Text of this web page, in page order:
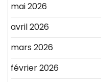
mai 2026
avril 2026
mars 2026
février 2026